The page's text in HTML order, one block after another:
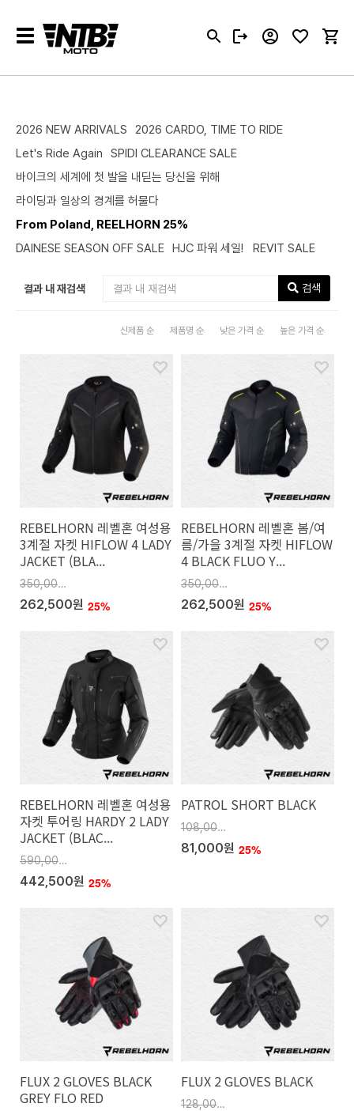
Toggle
navigation
2026 NEW ARRIVALS
2026 CARDO, TIME TO RIDE
Let's Ride Again
SPIDI CLEARANCE SALE
바이크의 세계에 첫 발을 내딛는 당신을 위해
라이딩과 일상의 경계를 허물다
From Poland, REELHORN 25%
DAINESE SEASON OFF SALE HJC 파워 세일! REVIT SALE
결과 내 재검색 검색
신제품 순 제품명 순 낮은 가격 순 높은 가격 순
REBELHORN 레벨혼 여성용
3계절 자켓 HIFLOW 4 LADY
JACKET (BLA...
350,000원
262,500원 25%
REBELHORN 레벨혼 봄/여
름/가을 3계절 자켓 HIFLOW
4 BLACK FLUO Y...
350,000원
262,500원 25%
REBELHORN 레벨혼 여성용
자켓 투어링 HARDY 2 LADY
JACKET (BLAC...
590,000원
442,500원 25%
PATROL SHORT BLACK
108,000원
81,000원 25%
FLUX 2 GLOVES BLACK
GREY FLO RED
FLUX 2 GLOVES BLACK
128,000원